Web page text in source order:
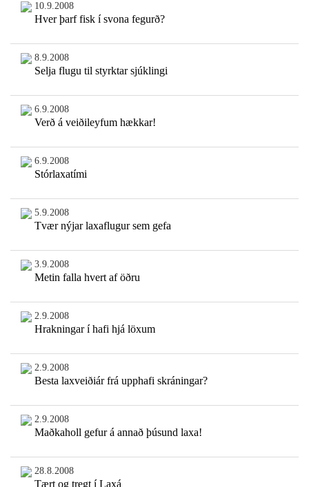
10.9.2008
Hver þarf fisk í svona fegurð?
8.9.2008
Selja flugu til styrktar sjúklingi
6.9.2008
Verð á veiðileyfum hækkar!
6.9.2008
Stórlaxatími
5.9.2008
Tvær nýjar laxaflugur sem gefa
3.9.2008
Metin falla hvert af öðru
2.9.2008
Hrakningar í hafi hjá löxum
2.9.2008
Besta laxveiðiár frá upphafi skráningar?
2.9.2008
Maðkaholl gefur á annað þúsund laxa!
28.8.2008
Tært og tregt í Laxá